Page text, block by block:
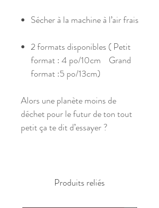
Sécher à la machine à l’air frais
2 formats disponibles ( Petit
format : 4 po/10cm
Grand
format :5 po/13cm)
Alors une planète moins de
déchet pour le futur de ton tout
petit ça te dit d’essayer ?
Produits reliés